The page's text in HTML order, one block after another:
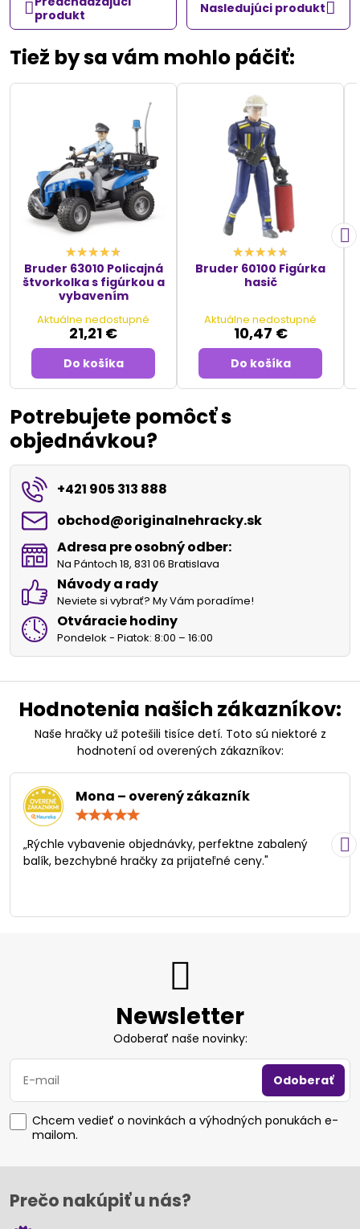
produkt
Nasledujúci produkt
Tiež by sa vám mohlo páčiť:
Bruder 63010 Policajná
štvorkolka s figúrkou a
vybavením
Aktuálne nedostupné
21,21 €
Do košíka
Bruder 60100 Figúrka
hasič
Aktuálne nedostupné
10,47 €
Do košíka
Potrebujete pomôcť s
objednávkou?
+421 905 313 888
obchod​@originalnehracky​.sk
Adresa pre osobný odber:
Na Pántoch 18, 831 06 Bratislava
Návody a rady
Neviete si vybrať? My Vám poradíme!
Otváracie hodiny
Pondelok - Piatok: 8:00 – 16:00
Hodnotenia našich zákazníkov:
Naše hračky už potešili tisíce detí. Toto sú niektoré z
hodnotení od overených zákazníkov:
Mona – overený zákazník
/
5
„Rýchle vybavenie objednávky, perfektne zabalený
balík, bezchybné hračky za prijateľné ceny."
Newsletter
Odoberať naše novinky:
Odoberať
Chcem vedieť o novinkách a výhodných ponukách e-
mailom.
Prečo nakúpiť u nás?